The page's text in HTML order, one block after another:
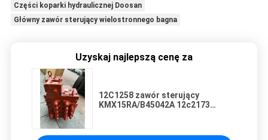
Części koparki hydraulicznej Doosan
Główny zawór sterujący wielostronnego bagna
Uzyskaj najlepszą cenę za
12C1258 zawór sterujący
KMX15RA/B45042A 12c2173